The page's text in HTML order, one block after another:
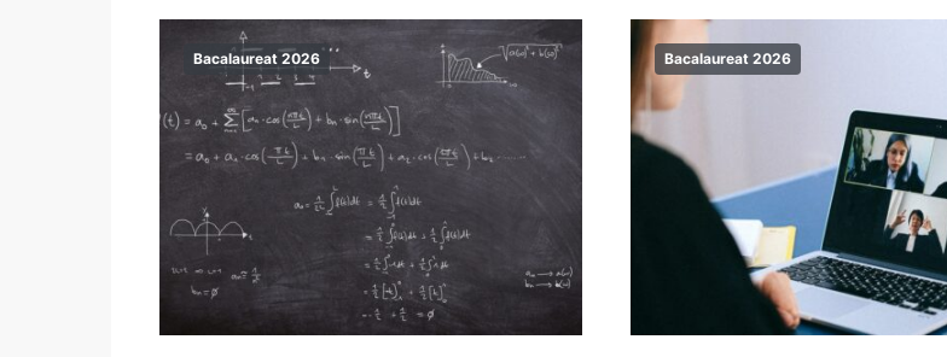
Bacalaureat 2026 Bacalaureat 2026